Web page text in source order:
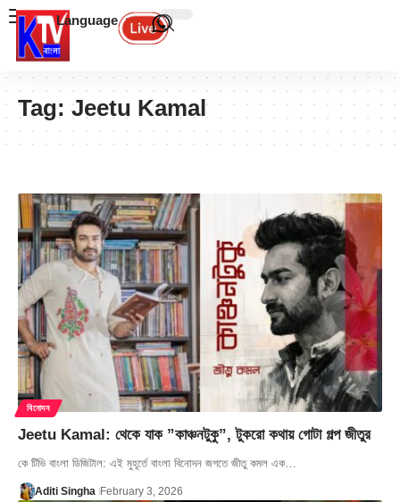
Language
Tag: Jeetu Kamal
বিনোদন
Jeetu Kamal: থেকে যাক ”কাঞ্চনটুকু”, টুকরো কথায় গোটা গল্প জীতুর
কে টিভি বাংলা ডিজিটাল: এই মুহূর্তে বাংলা বিনোদন জগতে জীতু কমল এক…
Aditi Singha February 3, 2026